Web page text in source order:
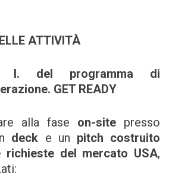
ATTIVITÀ
I. del programma di
GET READY
alla fase on-site presso
deck e un pitch costruito
richieste del mercato USA,